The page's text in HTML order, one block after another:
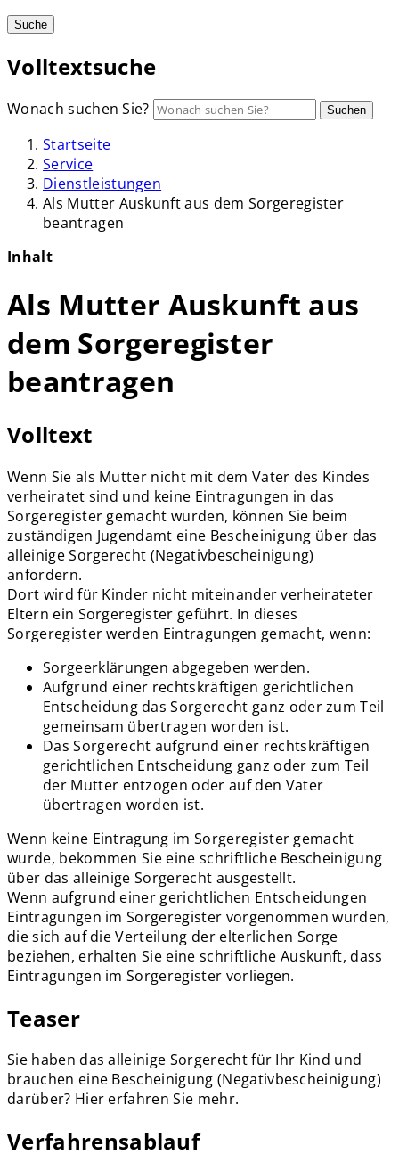
Suche
Volltextsuche
Wonach suchen Sie? Suchen
Startseite
Service
Dienstleistungen
Als Mutter Auskunft aus dem Sorgeregister
beantragen
Inhalt
Als Mutter Auskunft aus
dem Sorgeregister
beantragen
Volltext
Wenn Sie als Mutter nicht mit dem Vater des Kindes
verheiratet sind und keine Eintragungen in das
Sorgeregister gemacht wurden, können Sie beim
zuständigen Jugendamt eine Bescheinigung über das
alleinige Sorgerecht (Negativbescheinigung)
anfordern.
Dort wird für Kinder nicht miteinander verheirateter
Eltern ein Sorgeregister geführt. In dieses
Sorgeregister werden Eintragungen gemacht, wenn:
Sorgeerklärungen abgegeben werden.
Aufgrund einer rechtskräftigen gerichtlichen
Entscheidung das Sorgerecht ganz oder zum Teil
gemeinsam übertragen worden ist.
Das Sorgerecht aufgrund einer rechtskräftigen
gerichtlichen Entscheidung ganz oder zum Teil
der Mutter entzogen oder auf den Vater
übertragen worden ist.
Wenn keine Eintragung im Sorgeregister gemacht
wurde, bekommen Sie eine schriftliche Bescheinigung
über das alleinige Sorgerecht ausgestellt.
Wenn aufgrund einer gerichtlichen Entscheidungen
Eintragungen im Sorgeregister vorgenommen wurden,
die sich auf die Verteilung der elterlichen Sorge
beziehen, erhalten Sie eine schriftliche Auskunft, dass
Eintragungen im Sorgeregister vorliegen.
Teaser
Sie haben das alleinige Sorgerecht für Ihr Kind und
brauchen eine Bescheinigung (Negativbescheinigung)
darüber? Hier erfahren Sie mehr.
Verfahrensablauf